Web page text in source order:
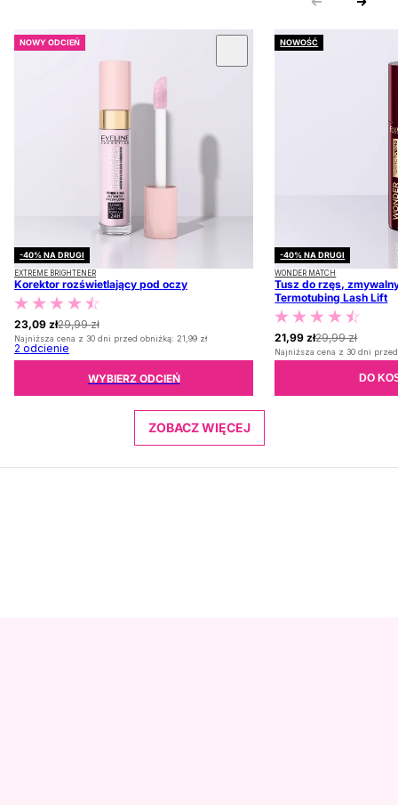
NOWY ODCIEŃ
-40% NA DRUGI
EXTREME BRIGHTENER
Korektor rozświetlający pod oczy
29,99 zł
23,09 zł
Najniższa cena z 30 dni przed obniżką: 21,99 zł
2 odcienie
WYBIERZ ODCIEŃ
NOWOŚĆ
-40% NA DRUGI
WONDER MATCH
Tusz do rzęs,
Termotubing Lash Lift
29,99 zł
21,99 zł
Najniższa cena z 30 dni
DO
ZOBACZ WIĘCEJ